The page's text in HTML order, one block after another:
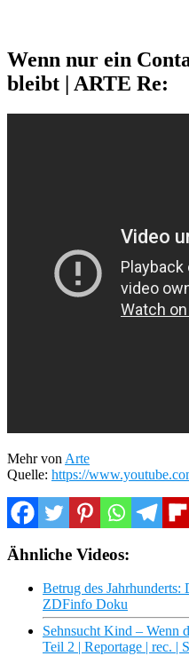
Wenn nur ein
bleibt | ARTE Re:
Mehr von Arte
Quelle: https://
Ähnliche Videos:
Betrug des
ZDFinfo Doku
Sehnsucht Kind – Wenn
Teil 2 | Reportage | rec. |